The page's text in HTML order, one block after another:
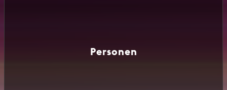
Personen